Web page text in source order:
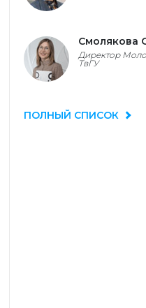
Смолякова
Директор
ТвГУ
ПОЛНЫЙ СПИСОК